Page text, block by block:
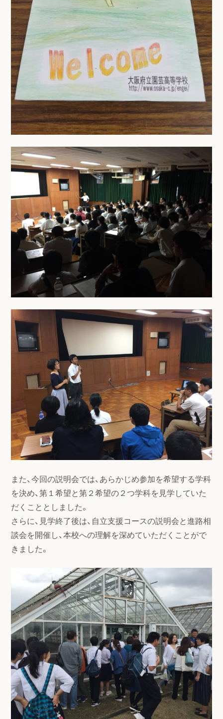
また、今回の説明会では、あらかじめ参加を希望する学科
を決め、第１希望と第２希望の２つ学科を見学していた
だくこととしました。
さらに、見学終了後は、自立支援コースの説明会と進路相
談会を開催し、本校への理解を深めていただくことがで
きました。